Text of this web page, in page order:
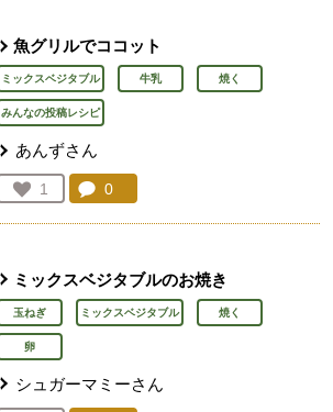
魚グリルでココット
ミックスベジタブル 牛乳 焼く
みんなの投稿レシピ
あんずさん
お気に入り登録：
1
人が登録
コメント：
0
ミックスベジタブルのお焼き
玉ねぎ ミックスベジタブル 焼く
卵
シュガーマミーさん